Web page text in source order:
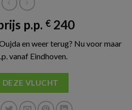
p.p. € 240
en weer terug? Nu voor maar
vanaf Eindhoven.
DEZE VLUCHT